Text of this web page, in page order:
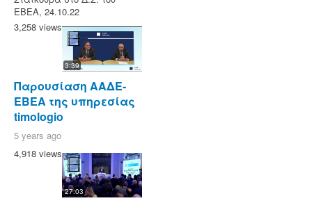
ΕΒΕΑ, 24.10.22
3,258 views
3:39
Παρουσίαση ΑΑΔΕ-
ΕΒΕΑ της υπηρεσίας
timologio
5 years ago
4,918 views
27:03